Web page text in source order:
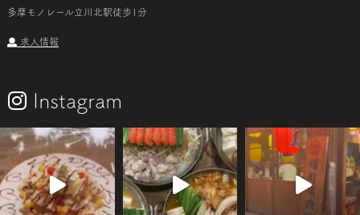
多摩モノレール立川北駅徒歩1分
求人情報
Instagram